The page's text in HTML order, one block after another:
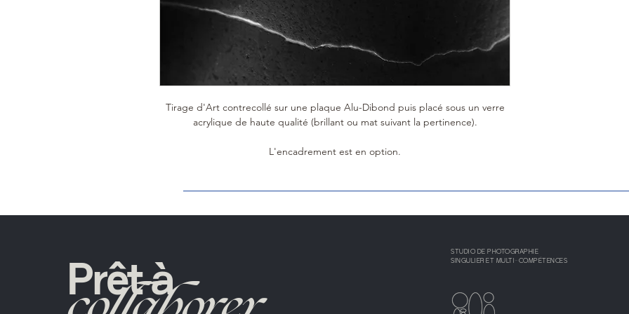
Tirage d'Art contrecollé sur une plaque Alu-Dibond puis placé sous un verre
acrylique de haute qualité (brillant ou mat suivant la pertinence).
L'encadrement est en option.
Prêt à
STUDIO DE PHOTOGRAPHIE
SINGULIER ET MULTI-COMPÉTENCES